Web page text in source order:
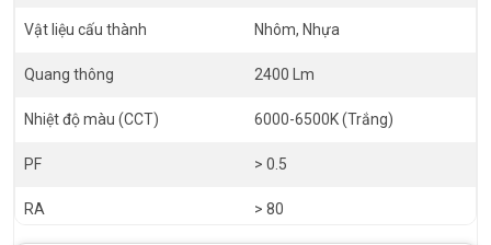
Vật liệu cấu thành Nhôm, Nhựa
Quang thông 2400 Lm
Nhiệt độ màu (CCT) 6000-6500K (Trắng)
PF > 0.5
RA > 80